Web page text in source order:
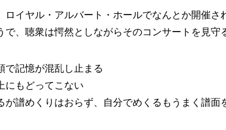
ロイヤル・アルバート・ホールでなんとか開催さ
で、聴衆は愕然としながらそのコンサートを見守
で記憶が混乱し止まる
にもどってこない
が譜めくりはおらず、自分でめくるもうまく譜